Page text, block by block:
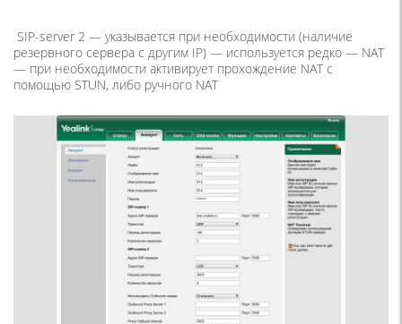
SIP-server 2 — указывается при необходимости (наличие
резервного сервера с другим IP) — используется редко — NAT
— при необходимости активирует прохождение NAT с
помощью STUN, либо ручного NAT